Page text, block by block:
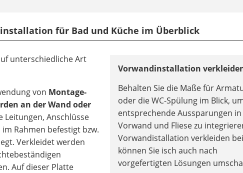
für Bad und Küche im Überblick
Vorwandinstallation
Behalten Sie die Maße für
oder die WC-Spülung im Blick,
entsprechende Aussparungen in
Vorwand und Fliese zu
Vorwandistallation verkleiden
können Sie isch auch nach
vorgefertigten Lösungen
unterschiedliche Art
von Montage-
an der Wand oder
Leitungen, Anschlüsse
Rahmen befestigt bzw.
Verkleidet werden
Auf dieser Platte